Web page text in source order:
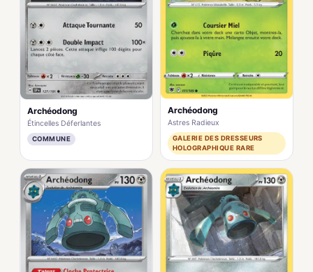
Archéodong
Étincelles Déferlantes
COMMUNE
Archéodong
Astres Radieux
GALERIE DES DRESSEURS
HOLOGRAPHIQUE RARE